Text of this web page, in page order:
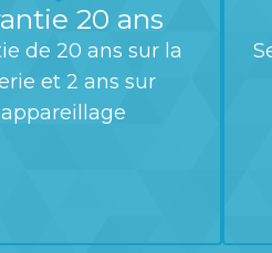
20 ans
de 20 ans sur la
et 2 ans sur